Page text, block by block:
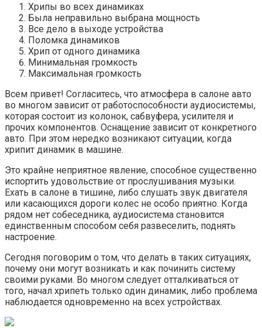
Хрипы во всех динамиках
Была неправильно выбрана мощность
Все дело в выходе устройства
Поломка динамиков
Хрип от одного динамика
Минимальная громкость
Максимальная громкость
Всем привет! Согласитесь, что атмосфера в салоне авто
во многом зависит от работоспособности аудиосистемы,
которая состоит из колонок, сабвуфера, усилителя и
прочих компонентов. Оснащение зависит от конкретного
авто. При этом нередко возникают ситуации, когда
хрипит динамик в машине.
Это крайне неприятное явление, способное существенно
испортить удовольствие от прослушивания музыки.
Ехать в салоне в тишине, либо слушать звук двигателя
или касающихся дороги колес не особо приятно. Когда
рядом нет собеседника, аудиосистема становится
единственным способом себя развеселить, поднять
настроение.
Сегодня поговорим о том, что делать в таких ситуациях,
почему они могут возникать и как починить систему
своими руками. Во многом следует отталкиваться от
того, начал хрипеть только один динамик, либо проблема
наблюдается одновременно на всех устройствах.